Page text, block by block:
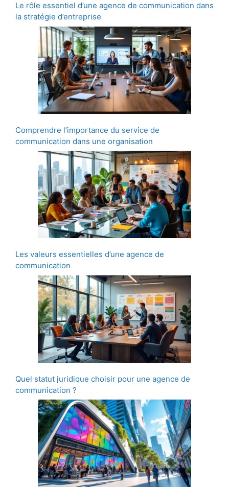
Le rôle essentiel d’une agence de communication dans
la stratégie d’entreprise
Comprendre l’importance du service de
communication dans une organisation
Les valeurs essentielles d’une agence de
communication
Quel statut juridique choisir pour une agence de
communication ?